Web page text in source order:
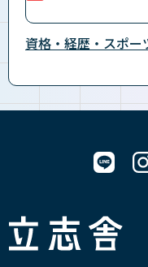
資格・経歴・スポ
立志舎